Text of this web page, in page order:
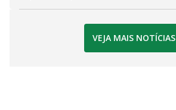
VEJA MAIS NOTÍCIAS